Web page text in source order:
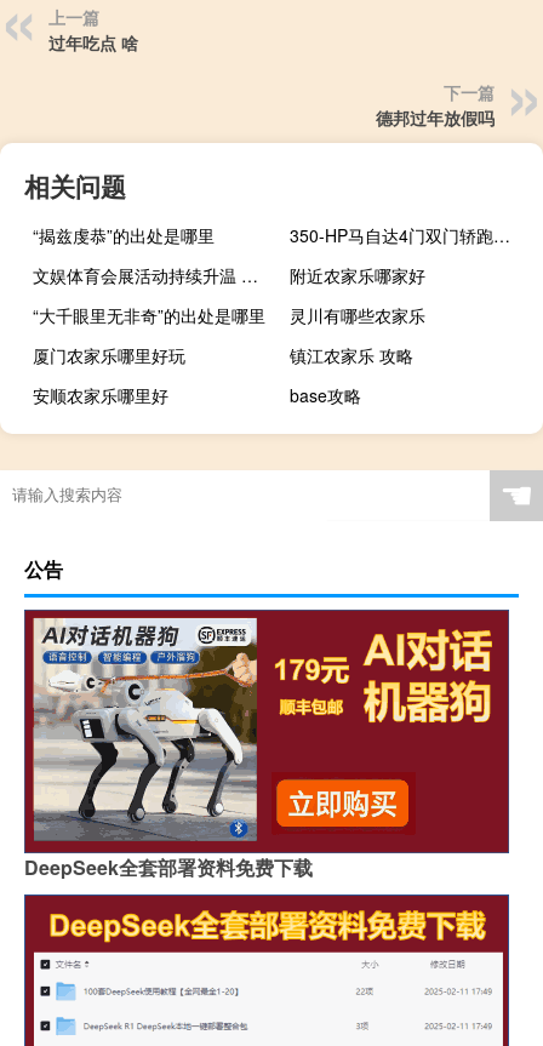
上一篇
过年吃点 啥
下一篇
德邦过年放假吗
相关问题
“揭兹虔恭”的出处是哪里
350-HP马自达4门双门轿跑车即将推出2022款
文娱体育会展活动持续升温 激发巨大消费潜力
附近农家乐哪家好
“大千眼里无非奇”的出处是哪里
灵川有哪些农家乐
厦门农家乐哪里好玩
镇江农家乐 攻略
安顺农家乐哪里好
base攻略
☚
公告
DeepSeek全套部署资料免费下载